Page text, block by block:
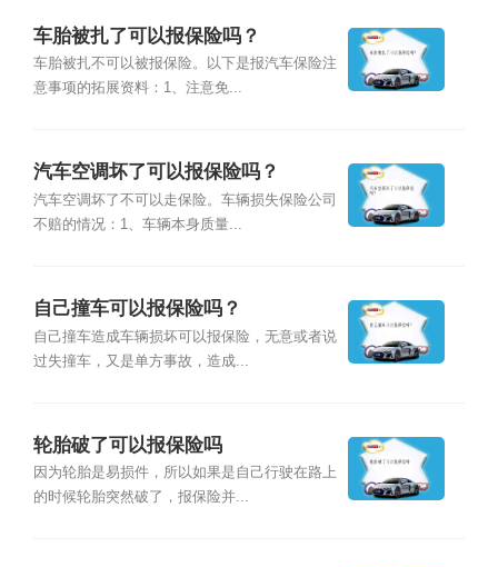
车胎被扎了可以报保险吗？
车胎被扎不可以被报保险。以下是报汽车保险注
意事项的拓展资料：1、注意免...
汽车空调坏了可以报保险吗？
汽车空调坏了不可以走保险。车辆损失保险公司
不赔的情况：1、车辆本身质量...
自己撞车可以报保险吗？
自己撞车造成车辆损坏可以报保险，无意或者说
过失撞车，又是单方事故，造成...
轮胎破了可以报保险吗
因为轮胎是易损件，所以如果是自己行驶在路上
的时候轮胎突然破了，报保险并...